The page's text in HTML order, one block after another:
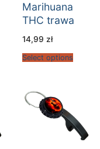
Marihuana
THC trawa
14,99 zł
Select options